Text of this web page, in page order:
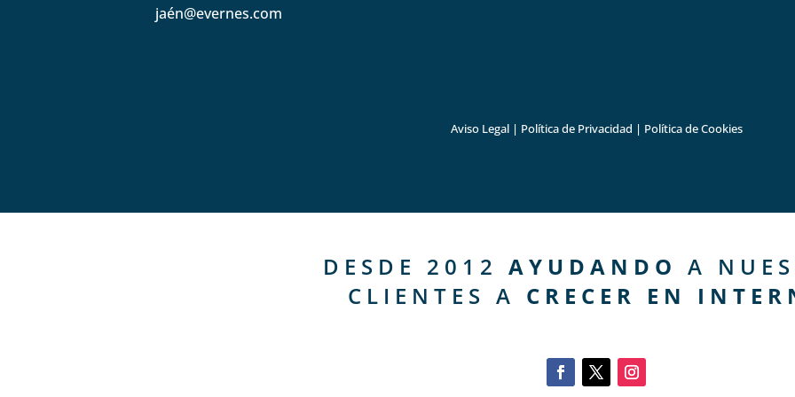
jaén@evernes.com
Aviso Legal| Política de Privacidad | Política de Cookies
DESDE 2012 AYUDANDO A
CLIENTES A CRECER EN